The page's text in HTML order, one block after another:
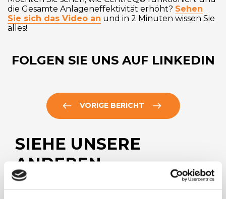
die Gesamte Anlageneffektivität erhöht? Sehen
Sie sich das Video an und in 2 Minuten wissen Sie
alles!
FOLGEN SIE UNS AUF LINKEDIN
VORIGE BERICHT
SIEHE UNSERE
ANDEREN
NACHRICHTEN